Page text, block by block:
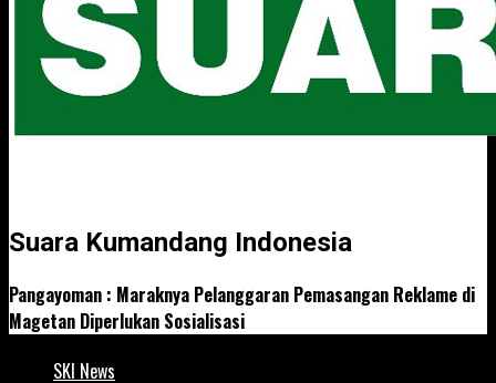
Suara Kumandang Indonesia
Pangayoman : Maraknya Pelanggaran Pemasangan Reklame di
Magetan Diperlukan Sosialisasi
SKI News